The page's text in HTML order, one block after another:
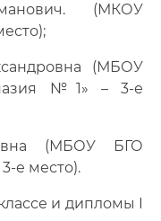
(МКОУ
(МБОУ
№1» – 3-е
(МБОУ БГО
е место).
и дипломы I